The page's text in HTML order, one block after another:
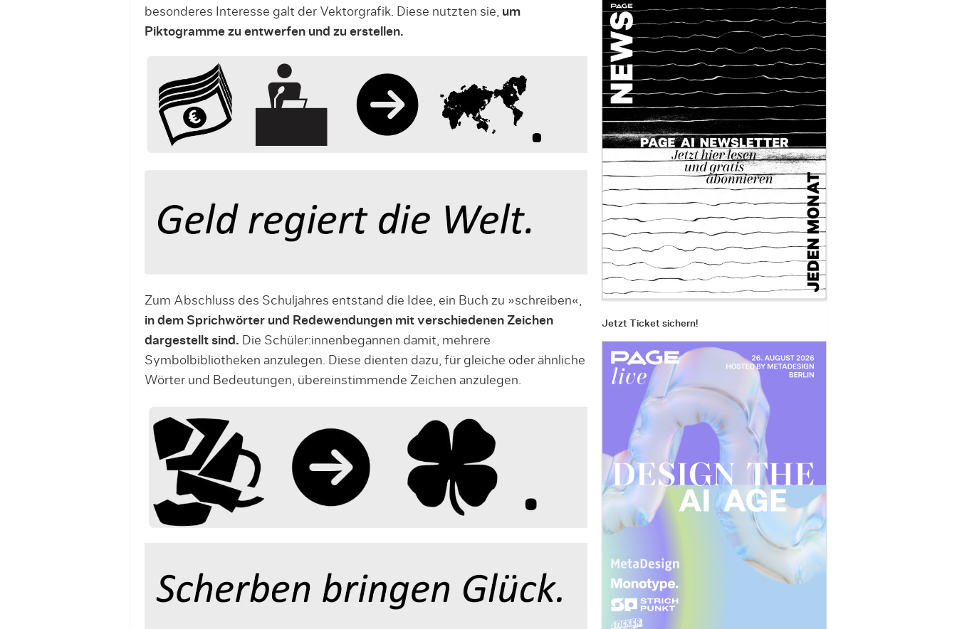
besonderes Interesse galt der Vektorgrafik. Diese nutzten sie, um
Piktogramme zu entwerfen und zu erstellen.
Zum Abschluss des Schuljahres entstand die Idee, ein Buch zu »schreiben«,
in dem Sprichwörter und Redewendungen mit verschiedenen Zeichen
dargestellt sind. Die Schüler:innenbegannen damit, mehrere
Symbolbibliotheken anzulegen. Diese dienten dazu, für gleiche oder ähnliche
Wörter und Bedeutungen, übereinstimmende Zeichen anzulegen.
Jetzt Ticket sichern!